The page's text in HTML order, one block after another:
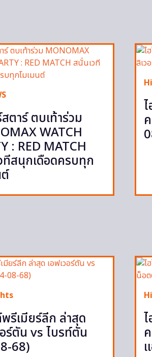
ตาร์ ตบเท้าร่วม
WATCH
: RED MATCH
ทีสนุกเดือดครบทุก
รีเมียร์ลีก ล่าสุด
อร์ตัน vs ไบรท์ตัน
68)